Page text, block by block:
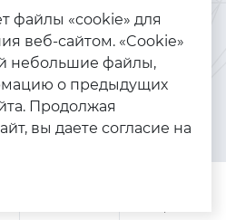
Каталог
Браслеты
Золото
Серебро
файлы «cookie» для
веб-сайтом. «Cookie»
небольшие файлы,
о предыдущих
Продолжая
вы даете согласие на